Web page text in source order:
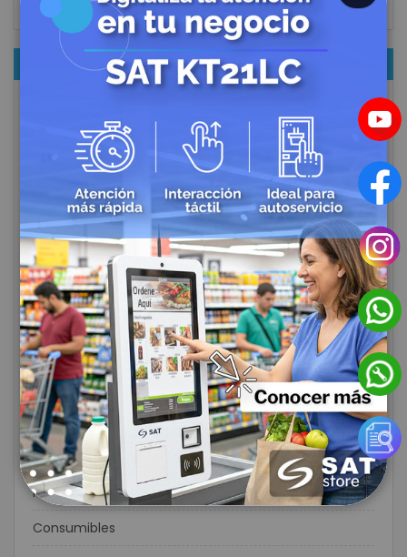
CATEGORÍAS
Accesorios de CCTV
Impresoras para Punto de Venta
Lectores de Códigos de Barras
Cajones Monederos
Contadoras de Dinero
Balanzas
Soluciones Completas POS
Impresora de Etiquetas
Impresoras de Carnets
Etiquetas
Flexográfia
Consumibles
CLOSE